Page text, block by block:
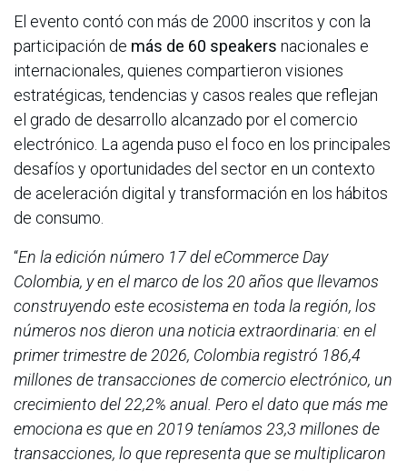
El evento contó con más de 2000 inscritos y con la
participación de más de 60 speakers nacionales e
internacionales, quienes compartieron visiones
estratégicas, tendencias y casos reales que reflejan
el grado de desarrollo alcanzado por el comercio
electrónico. La agenda puso el foco en los principales
desafíos y oportunidades del sector en un contexto
de aceleración digital y transformación en los hábitos
de consumo.
“En la edición número 17 del eCommerce Day
Colombia, y en el marco de los 20 años que llevamos
construyendo este ecosistema en toda la región, los
números nos dieron una noticia extraordinaria: en el
primer trimestre de 2026, Colombia registró 186,4
millones de transacciones de comercio electrónico, un
crecimiento del 22,2% anual. Pero el dato que más me
emociona es que en 2019 teníamos 23,3 millones de
transacciones, lo que representa que se multiplicaron